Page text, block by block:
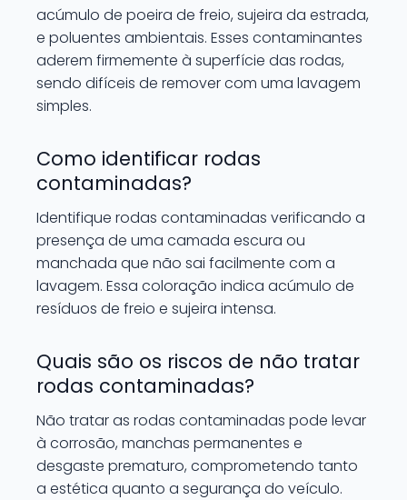
acúmulo de poeira de freio, sujeira da estrada,
e poluentes ambientais. Esses contaminantes
aderem firmemente à superfície das rodas,
sendo difíceis de remover com uma lavagem
simples.
Como identificar rodas
contaminadas?
Identifique rodas contaminadas verificando a
presença de uma camada escura ou
manchada que não sai facilmente com a
lavagem. Essa coloração indica acúmulo de
resíduos de freio e sujeira intensa.
Quais são os riscos de não tratar
rodas contaminadas?
Não tratar as rodas contaminadas pode levar
à corrosão, manchas permanentes e
desgaste prematuro, comprometendo tanto
a estética quanto a segurança do veículo.